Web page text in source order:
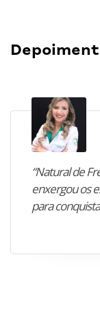
“Natural de
enxergou os
para